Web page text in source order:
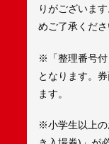
りがございま
めご了承くださ
※「整理番号付
となります。
ます。
※小学生以上の